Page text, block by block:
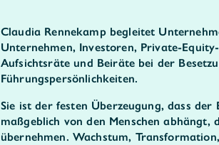
Claudia Rennekamp begleitet
Unternehmen, Investoren, Private-
Aufsichtsräte und Beiräte bei der
Führungspersönlichkeiten.
Sie ist der festen Überzeugung, dass
maßgeblich von den Menschen abhängt,
übernehmen. Wachstum,